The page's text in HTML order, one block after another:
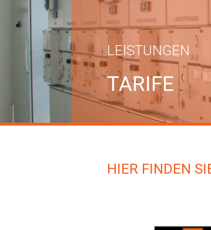
LEISTUNGEN
TARIFE
HIER FINDEN